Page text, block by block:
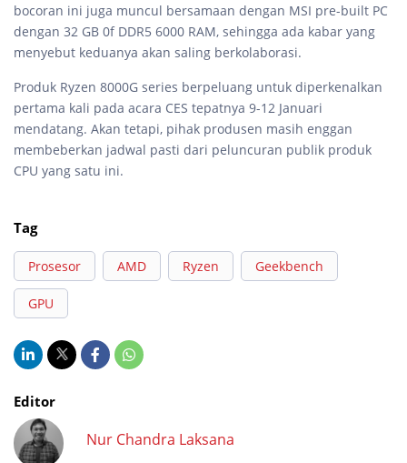
bocoran ini juga muncul bersamaan dengan MSI pre-built PC
dengan 32 GB 0f DDR5 6000 RAM, sehingga ada kabar yang
menyebut keduanya akan saling berkolaborasi.
Produk Ryzen 8000G series berpeluang untuk diperkenalkan
pertama kali pada acara CES tepatnya 9-12 Januari
mendatang. Akan tetapi, pihak produsen masih enggan
membeberkan jadwal pasti dari peluncuran publik produk
CPU yang satu ini.
Tag
Prosesor AMD Ryzen Geekbench
GPU
Editor
Nur Chandra Laksana